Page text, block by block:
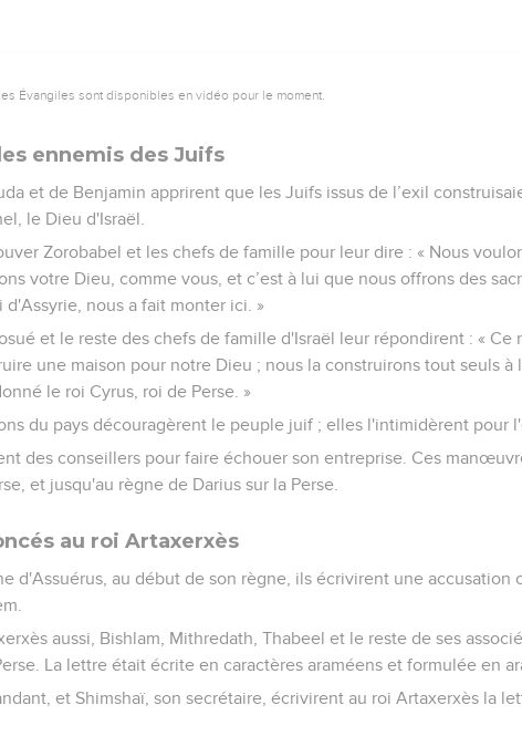
Évangiles sont disponibles en vidéo pour le moment.
ennemis des Juifs
et de Benjamin apprirent que les Juifs issus de l’exil
le Dieu d'Israël.
Zorobabel et les chefs de famille pour leur dire : « Nous
votre Dieu, comme vous, et c’est à lui que nous offrons des
d'Assyrie, nous a fait monter ici. »
et le reste des chefs de famille d'Israël leur répondirent : « Ce
une maison pour notre Dieu ; nous la construirons tout seuls à
le roi Cyrus, roi de Perse. »
du pays découragèrent le peuple juif ; elles l'intimidèrent pour
des conseillers pour faire échouer son entreprise. Ces
et jusqu'au règne de Darius sur la Perse.
au roi Artaxerxès
d'Assuérus, au début de son règne, ils écrivirent une accusation
aussi, Bishlam, Mithredath, Thabeel et le reste de ses
La lettre était écrite en caractères araméens et formulée en
et Shimshaï, son secrétaire, écrivirent au roi Artaxerxès la